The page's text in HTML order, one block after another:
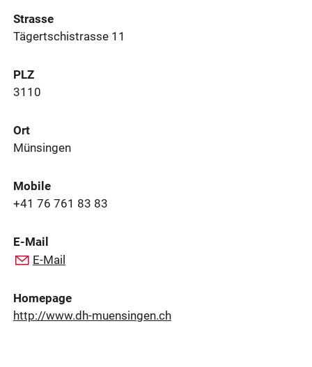
Strasse
Tägertschistrasse 11
PLZ
3110
Ort
Münsingen
Mobile
+41 76 761 83 83
E-Mail
E-Mail
Homepage
http://www.dh-muensingen.ch